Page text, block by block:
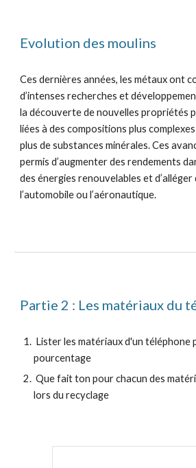
Evolution des moulins
Ces dernières années, les métaux ont
d’intenses recherches et
la découverte de nouvelles propriétés
liées à des compositions plus
plus de substances minérales. Ces
permis d’augmenter des rendements
des énergies renouvelables et
l’automobile ou l’aéronautique.
Partie 2 : Les matériaux du
pourcentage
Que fait ton pour chacun des matériaux des téléphones
lors du recyclage